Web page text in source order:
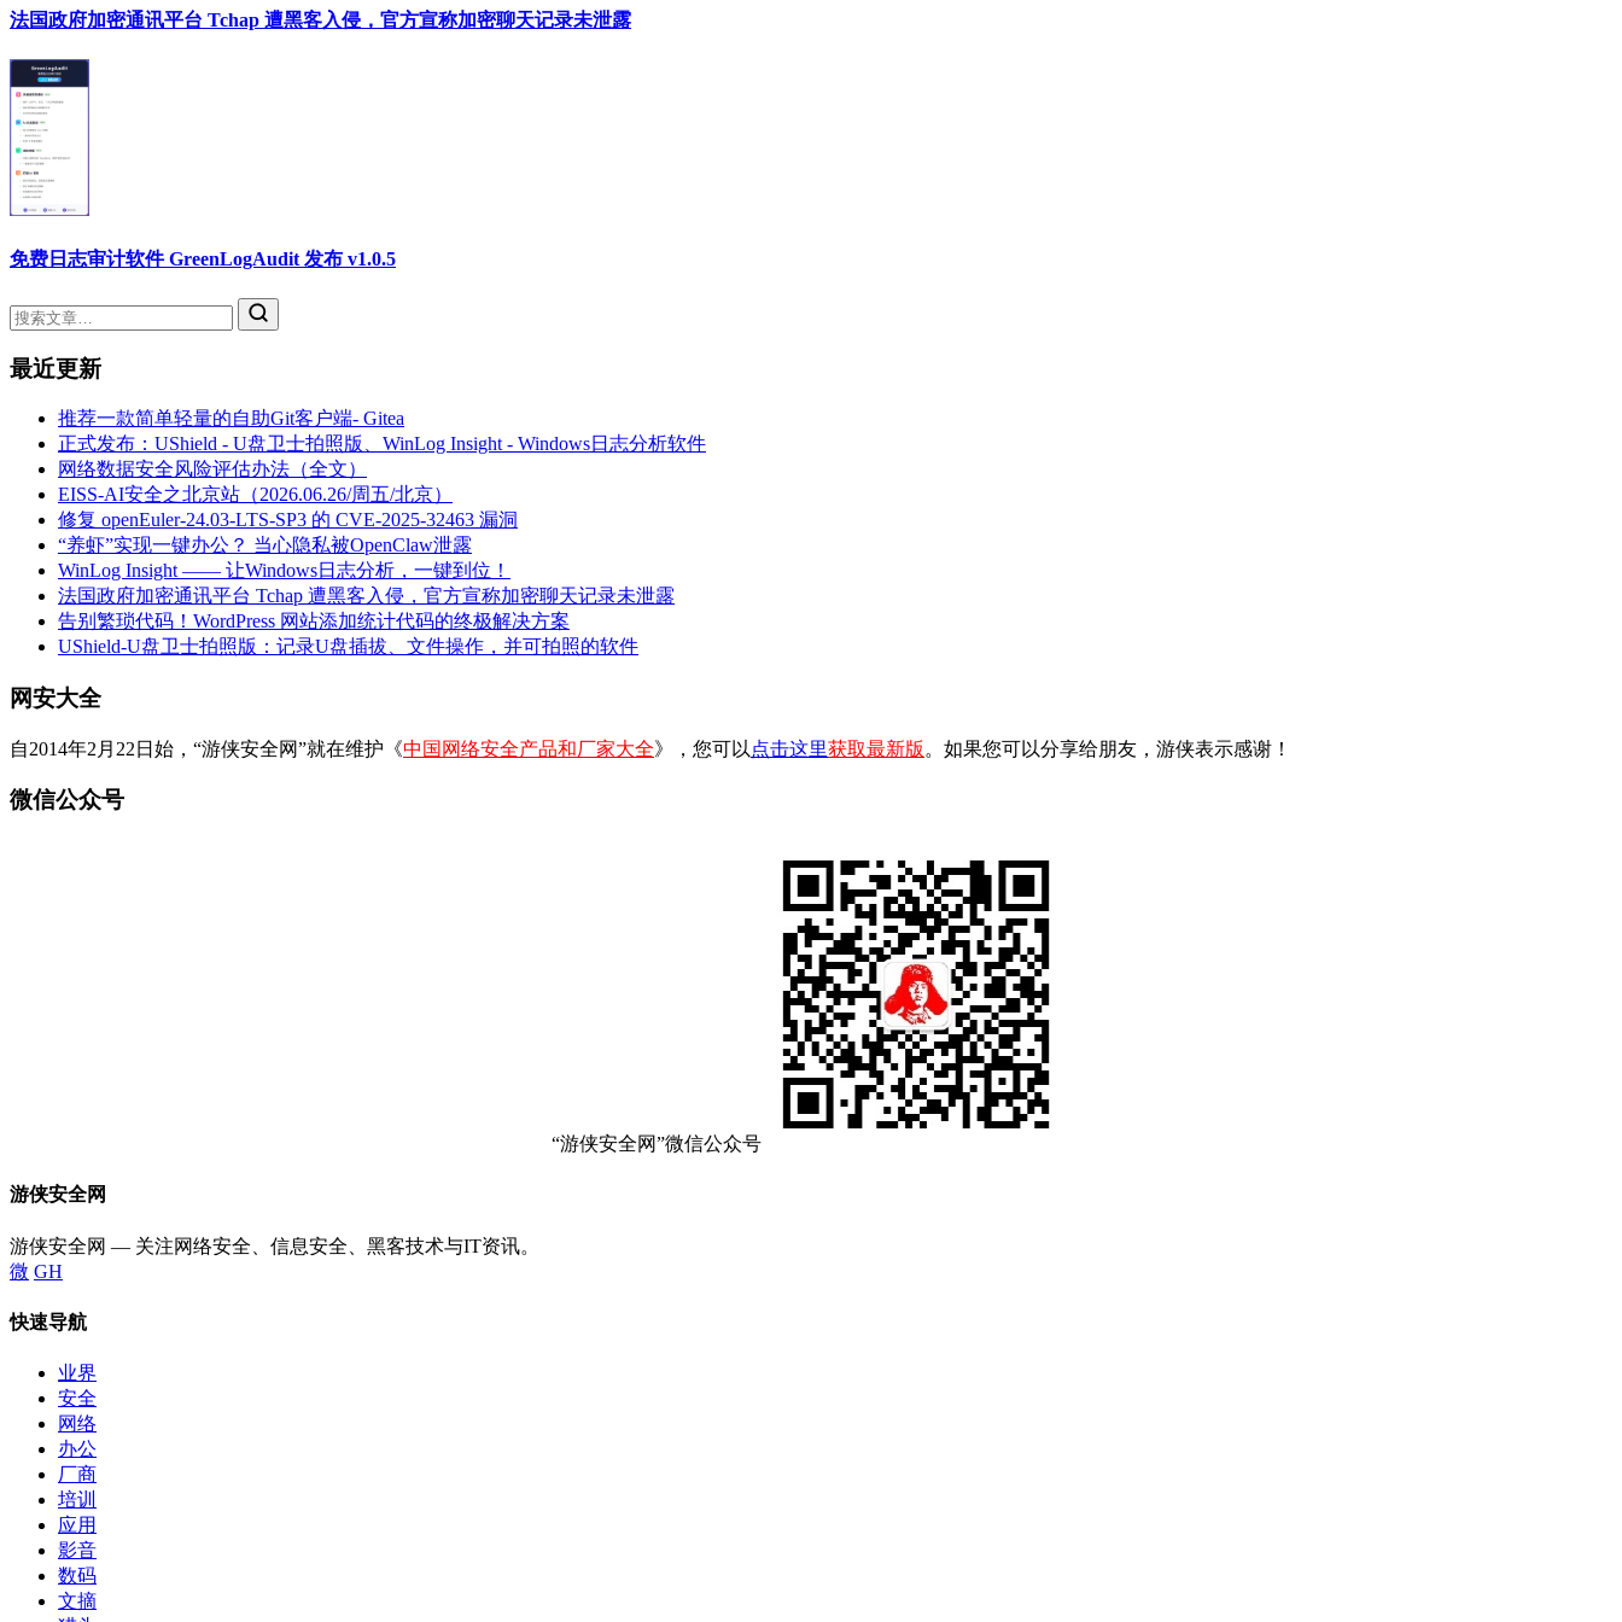
法国政府加密通讯平台 Tchap 遭黑客入侵，官方宣称加密聊天记录未泄露
免费日志审计软件 GreenLogAudit 发布 v1.0.5
最近更新
推荐一款简单轻量的自助Git客户端- Gitea
正式发布：UShield - U盘卫士拍照版、WinLog Insight - Windows日志分析软件
网络数据安全风险评估办法（全文）
EISS-AI安全之北京站（2026.06.26/周五/北京）
修复 openEuler-24.03-LTS-SP3 的 CVE-2025-32463 漏洞
“养虾”实现一键办公？ 当心隐私被OpenClaw泄露
WinLog Insight —— 让Windows日志分析，一键到位！
法国政府加密通讯平台 Tchap 遭黑客入侵，官方宣称加密聊天记录未泄露
告别繁琐代码！WordPress 网站添加统计代码的终极解决方案
UShield-U盘卫士拍照版：记录U盘插拔、文件操作，并可拍照的软件
网安大全
自2014年2月22日始，“游侠安全网”就在维护《中国网络安全产品和厂家大全》，您可以 点击这里获取最新版 。如果您可以分享给朋友，游侠表示感谢！
微信公众号
“游侠安全网”微信公众号
游侠安全网
游侠安全网 — 关注网络安全、信息安全、黑客技术与IT资讯。
微 GH
快速导航
业界
安全
网络
办公
厂商
培训
应用
影音
数码
文摘